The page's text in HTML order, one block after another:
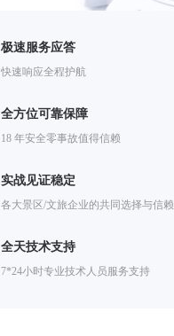
极速服务应答
快速响应全程护航
全方位可靠保障
18 年安全零事故值得信赖
实战见证稳定
各大景区/文旅企业的共同选择与信赖
全天技术支持
7*24小时专业技术人员服务支持